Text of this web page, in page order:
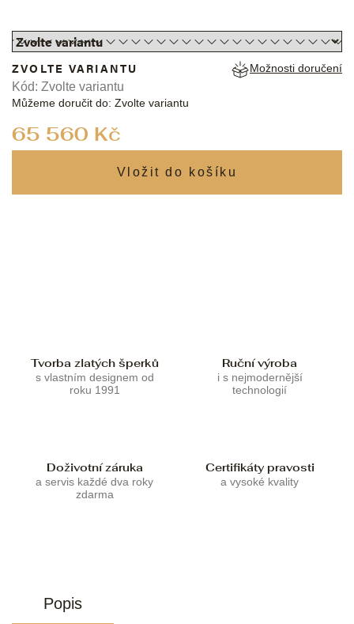
65 560 Kč
ZVOLTE VARIANTU
Můžeme doručit do: Zvolte variantu
Možnosti doručení
Kód: Zvolte variantu
Tvorba zlatých šperků
s vlastním designem od
roku 1991
Ruční výroba
i s nejmodernější
technologií
Doživotní záruka
a servis každé dva roky
zdarma
Certifikáty pravosti
a vysoké kvality
Popis